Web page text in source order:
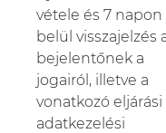
vétele és 7 napon
belül visszajelzés
bejelentőnek a
jogairól, illetve a
vonatkozó eljárási
adatkezelési